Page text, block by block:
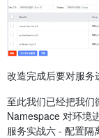
改造完成后要对服务
至此我们已经把我们
Namespace 对环境
服务实战六 - 配置隔